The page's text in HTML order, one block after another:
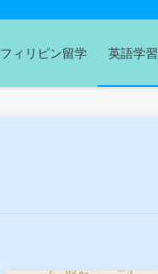
フィリピン留学 英語学習